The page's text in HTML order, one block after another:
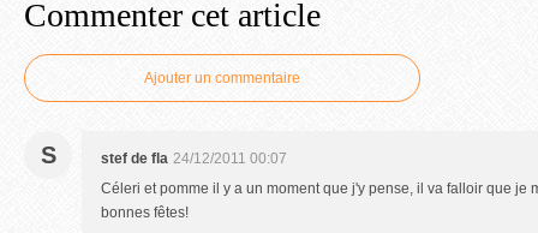
Commenter cet article
Ajouter un commentaire
S stef de fla 24/12/2011 00:07
Céleri et pomme il y a un moment que j'y pense, il va falloir que je
bonnes fêtes!